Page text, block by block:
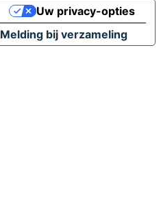
Melding bij verzameling
Uw privacy-opties